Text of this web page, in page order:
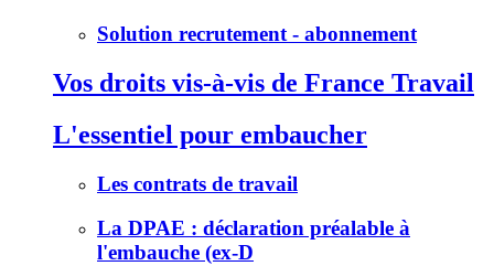
Solution recrutement - abonnement
Vos droits vis-à-vis de France Travail
L'essentiel pour embaucher
Les contrats de travail
La DPAE : déclaration préalable à
l'embauche (ex-D